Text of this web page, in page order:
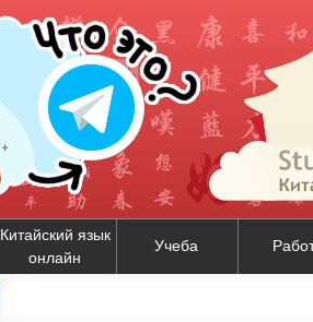
Китайский язык
онлайн
Учеба